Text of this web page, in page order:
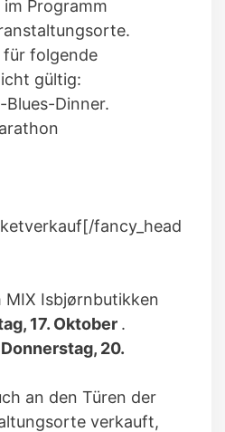
Programm
für folgende
gültig:
Dinner.
fancy_head
Isbjørnbutikken
17. Oktober .
Donnerstag, 20.
an den Türen der
verkauft,